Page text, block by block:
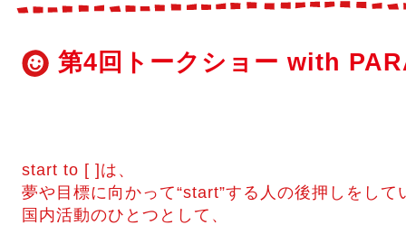
第4回トークショー with
start to [ ]は、
夢や目標に向かって“start”する人の後押しをして
国内活動のひとつとして、